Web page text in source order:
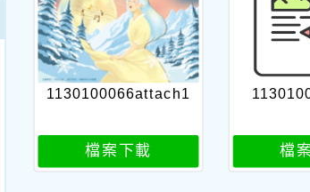
1130100066attach1
檔案下載 檔